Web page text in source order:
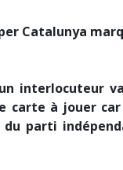
Catalunya
interlocuteur
carte à jouer
du parti